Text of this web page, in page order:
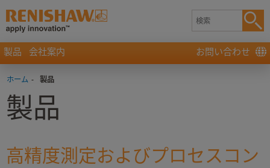
製品 会社案内 お問い合わせ
ホーム - 製品
製品
高精度測定およびプロセスコン